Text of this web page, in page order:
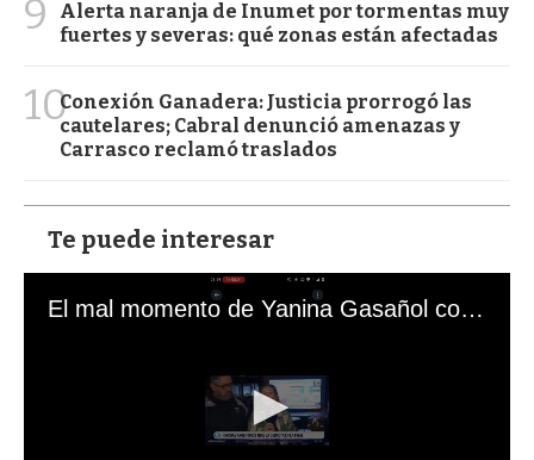
9
Alerta naranja de Inumet por tormentas muy
fuertes y severas: qué zonas están afectadas
10Conexión Ganadera: Justicia prorrogó las
cautelares; Cabral denunció amenazas y
Carrasco reclamó traslados
Te puede interesar
El mal momento de Yanina Gasañol con un hincha argentino en "Subrayado"